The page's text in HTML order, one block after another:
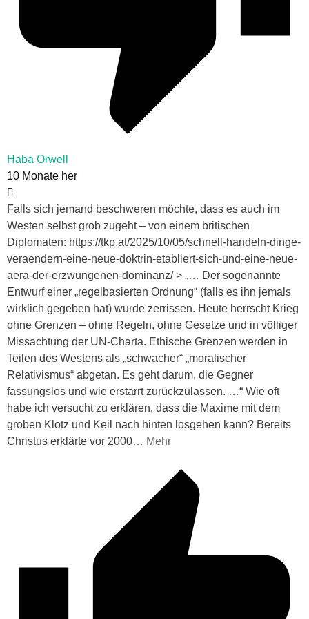
Haba Orwell
10 Monate her
Falls sich jemand beschweren möchte, dass es auch im
Westen selbst grob zugeht – von einem britischen
Diplomaten: https://tkp.at/2025/10/05/schnell-handeln-dinge-
veraendern-eine-neue-doktrin-etabliert-sich-und-eine-neue-
aera-der-erzwungenen-dominanz/ > „… Der sogenannte
Entwurf einer „regelbasierten Ordnung“ (falls es ihn jemals
wirklich gegeben hat) wurde zerrissen. Heute herrscht Krieg
ohne Grenzen – ohne Regeln, ohne Gesetze und in völliger
Missachtung der UN-Charta. Ethische Grenzen werden in
Teilen des Westens als „schwacher“ „moralischer
Relativismus“ abgetan. Es geht darum, die Gegner
fassungslos und wie erstarrt zurückzulassen. …“ Wie oft
habe ich versucht zu erklären, dass die Maxime mit dem
groben Klotz und Keil nach hinten losgehen kann? Bereits
Christus erklärte vor 2000… Mehr